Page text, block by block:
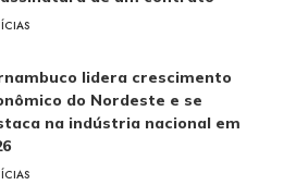
lidera crescimento
do Nordeste e se
na indústria nacional em